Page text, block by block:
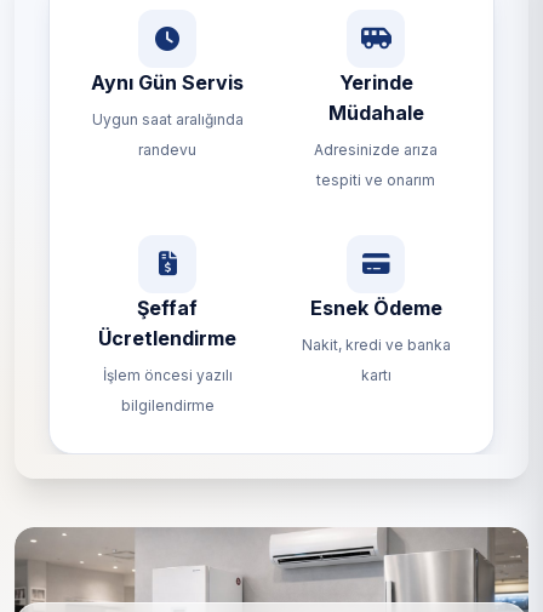
Aynı Gün Servis
Uygun saat aralığında
randevu
Yerinde
Müdahale
Adresinizde arıza
tespiti ve onarım
Şeffaf
Ücretlendirme
İşlem öncesi yazılı
bilgilendirme
Esnek Ödeme
Nakit, kredi ve banka
kartı